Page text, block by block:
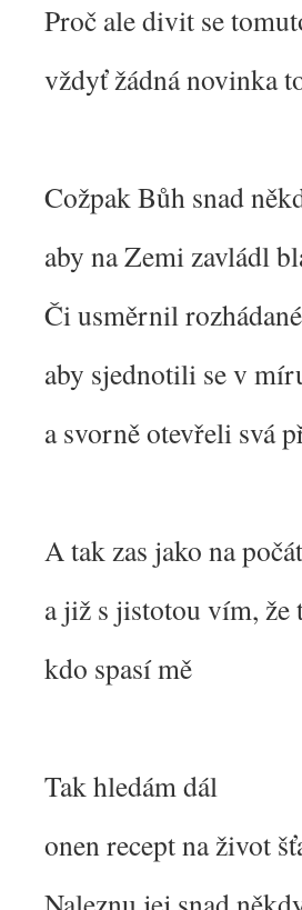
Proč ale divit se
vždyť žádná novinka
Cožpak Bůh snad
aby na Zemi zavládl
Či usměrnil rozhádané
aby sjednotili se v
a svorně otevřeli svá
A tak zas jako na
a již s jistotou vím, že
kdo spasí mě
Tak hledám dál
onen recept na život